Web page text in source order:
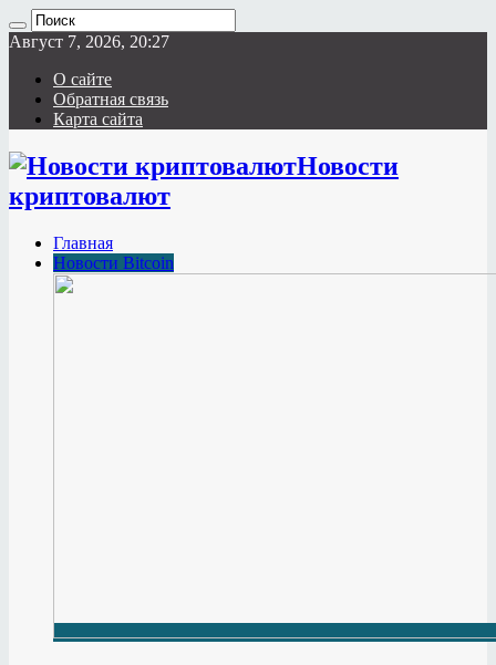
Август 7, 2026, 20:27
О сайте
Обратная связь
Карта сайта
Новости
криптовалют
Главная
Новости Bitcoin